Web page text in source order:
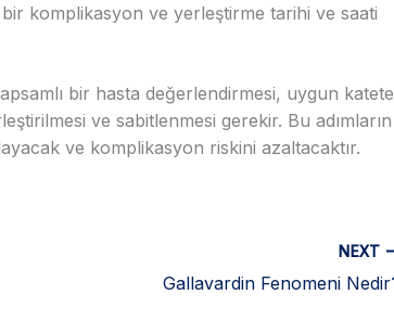
komplikasyon ve yerleştirme tarihi ve saati
bir hasta değerlendirmesi, uygun
ve sabitlenmesi gerekir. Bu adımların
ve komplikasyon riskini azaltacaktır.
NEXT
Gallavardin Fenomeni